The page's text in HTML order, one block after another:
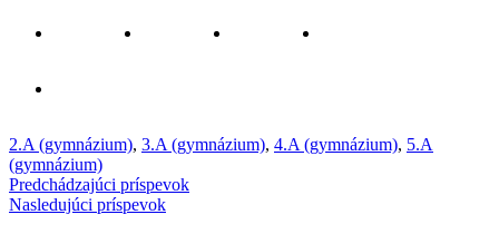
2.A (gymnázium), 3.A (gymnázium), 4.A (gymnázium), 5.A
(gymnázium)
Predchádzajúci príspevok
Nasledujúci príspevok